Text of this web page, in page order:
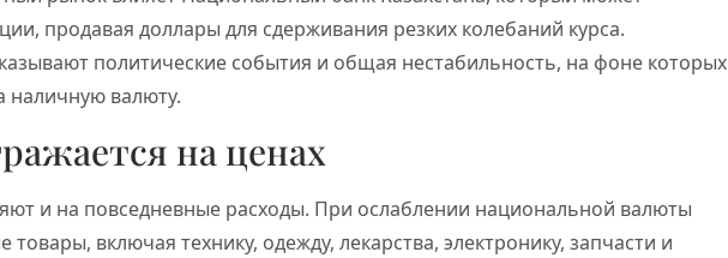
продавая доллары для сдерживания резких колебаний курса.
политические события и общая нестабильность, на фоне которых
наличную валюту.
на ценах
и на повседневные расходы. При ослаблении национальной валюты
включая технику, одежду, лекарства, электронику, запчасти и